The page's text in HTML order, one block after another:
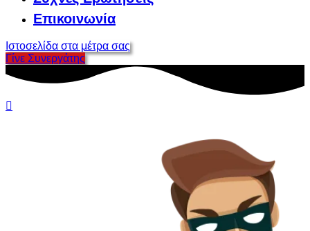
Επικοινωνία
Ιστοσελίδα στα μέτρα σας
Γίνε Συνεργάτης